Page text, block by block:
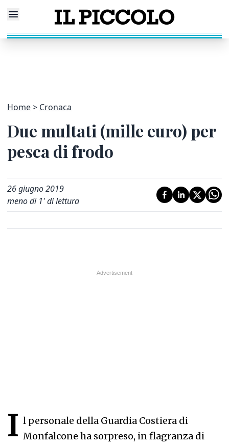
Home Cronaca
Due multati (mille euro) per
pesca di frodo
26 giugno 2019
meno di 1' di lettura
I l personale della Guardia Costiera di
Monfalcone ha sorpreso, in flagranza di